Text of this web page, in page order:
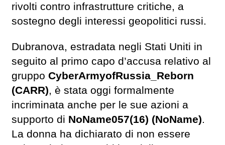
rivolti contro infrastrutture critiche, a
sostegno degli interessi geopolitici russi.
Dubranova, estradata negli Stati Uniti in
seguito al primo capo d’accusa relativo al
gruppo CyberArmyofRussia_Reborn
(CARR), è stata oggi formalmente
incriminata anche per le sue azioni a
supporto di NoName057(16) (NoName).
La donna ha dichiarato di non essere